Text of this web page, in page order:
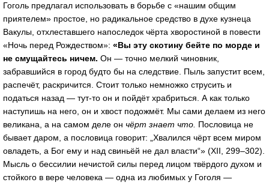
Гоголь предлагал использовать в борьбе с «нашим общим
приятелем» простое, но радикальное средство в духе кузнеца
Вакулы, отхлеставшего напоследок чёрта хворостиной в повести
«Ночь перед Рождеством»: «Вы эту скотину бейте по морде и
не смущайтесь ничем. Он — точно мелкий чиновник,
забравшийся в город будто бы на следствие. Пыль запустит всем,
распечёт, раскричится. Стоит только немножко струсить и
податься назад — тут-то он и пойдёт храбриться. А как только
наступишь на него, он и хвост подожмёт. Мы сами делаем из него
великана, а на самом деле он чёрт знает что. Пословица не
бывает даром, а пословица говорит: „Хвалился чёрт всем миром
овладеть, а Бог ему и над свиньёй не дал власти“» (XII, 299–302).
Мысль о бессилии нечистой силы перед лицом твёрдого духом и
стойкого в вере человека — одна из любимых у Гоголя —